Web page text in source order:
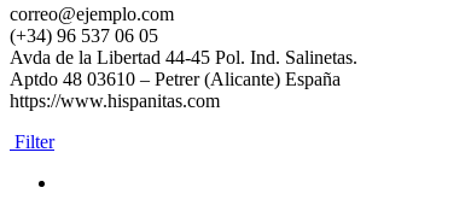
correo@ejemplo.com
(+34) 96 537 06 05
Avda de la Libertad 44-45 Pol. Ind. Salinetas.
Aptdo 48 03610 – Petrer (Alicante) España
https://www.hispanitas.com
Filter